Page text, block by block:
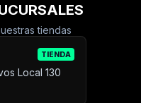
tiendas
TIENDA
Local 130